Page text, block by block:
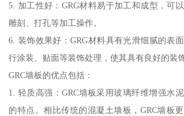
5. 加工性好：GRG材料易于加工和成型，可
雕刻、打孔等加工操作。
6. 装饰效果好：GRG材料具有光滑细腻的表
行涂装、贴面等装饰处理，使其具有良好的装
GRC墙板的优点包括：
1. 轻质高强：GRC墙板采用玻璃纤维增强水
的特点。相比传统的混凝土墙板，GRC墙板